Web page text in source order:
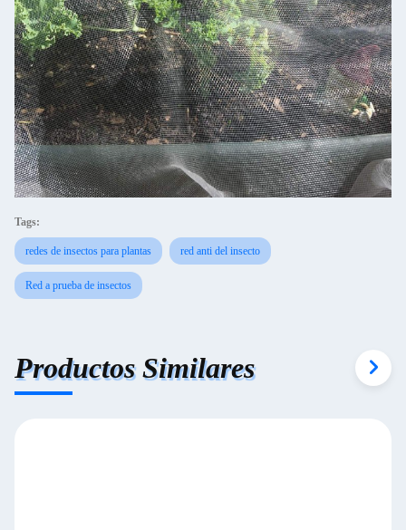
Tags:
redes de insectos para plantas red anti del insecto
Red a prueba de insectos
Productos Similares